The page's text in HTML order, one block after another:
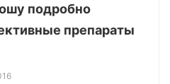
подробно
препараты